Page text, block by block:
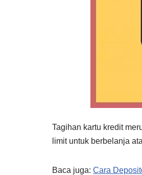
Tagihan kartu kredit
limit untuk berbelanja
Baca juga: Cara